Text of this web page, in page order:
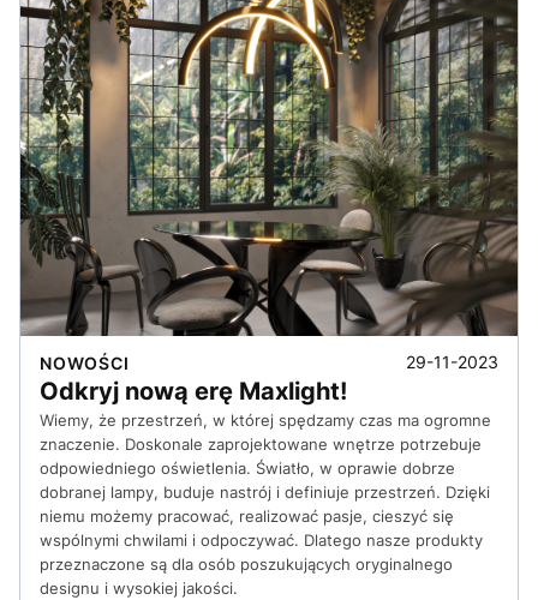
NOWOŚCI 29-11-2023
Odkryj nową erę Maxlight!
Wiemy, że przestrzeń, w której spędzamy czas ma ogromne
znaczenie. Doskonale zaprojektowane wnętrze potrzebuje
odpowiedniego oświetlenia. Światło, w oprawie dobrze
dobranej lampy, buduje nastrój i definiuje przestrzeń. Dzięki
niemu możemy pracować, realizować pasje, cieszyć się
wspólnymi chwilami i odpoczywać. Dlatego nasze produkty
przeznaczone są dla osób poszukujących oryginalnego
designu i wysokiej jakości.